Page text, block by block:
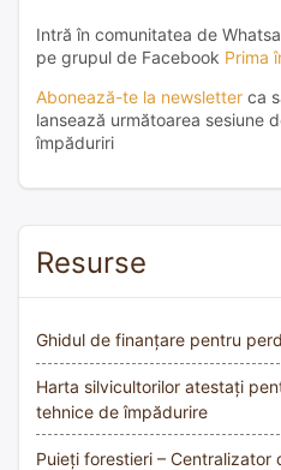
Intră în comunitatea de
pe grupul de Facebook Prima
Abonează-te la newsletter ca
lansează următoarea sesiune
împăduriri
Resurse
Ghidul de finanțare pentru
Harta silvicultorilor atestați
tehnice de împădurire
Puieți forestieri – Centralizator